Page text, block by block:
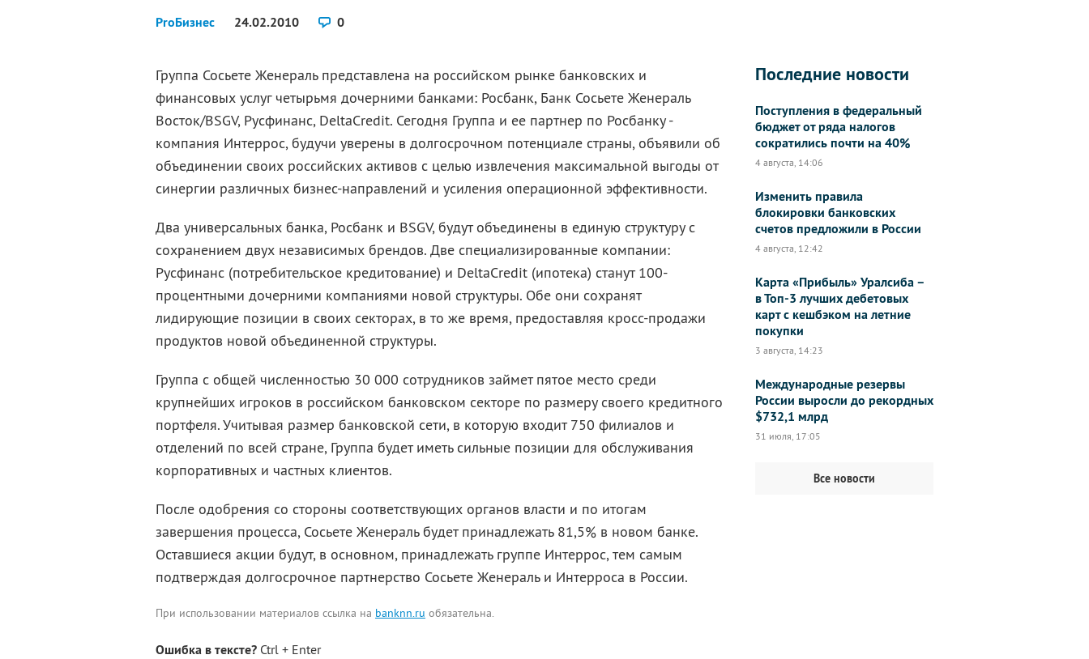
ProБизнес 24.02.2010 0
Группа Сосьете Женераль представлена на российском рынке банковских и
финансовых услуг четырьмя дочерними банками: Росбанк, Банк Сосьете Женераль
Восток/BSGV, Русфинанс, DeltaCredit. Сегодня Группа и ее партнер по Росбанку -
компания Интеррос, будучи уверены в долгосрочном потенциале страны, объявили об
объединении своих российских активов с целью извлечения максимальной выгоды от
синергии различных бизнес-направлений и усиления операционной эффективности.
Два универсальных банка, Росбанк и BSGV, будут объединены в единую структуру с
сохранением двух независимых брендов. Две специализированные компании:
Русфинанс (потребительское кредитование) и DeltaCredit (ипотека) станут 100-
процентными дочерними компаниями новой структуры. Обе они сохранят
лидирующие позиции в своих секторах, в то же время, предоставляя кросс-продажи
продуктов новой объединенной структуры.
Группа с общей численностью 30 000 сотрудников займет пятое место среди
крупнейших игроков в российском банковском секторе по размеру своего кредитного
портфеля. Учитывая размер банковской сети, в которую входит 750 филиалов и
отделений по всей стране, Группа будет иметь сильные позиции для обслуживания
корпоративных и частных клиентов.
После одобрения со стороны соответствующих органов власти и по итогам
завершения процесса, Сосьете Женераль будет принадлежать 81,5% в новом банке.
Оставшиеся акции будут, в основном, принадлежать группе Интеррос, тем самым
подтверждая долгосрочное партнерство Сосьете Женераль и Интерроса в России.
При использовании материалов ссылка на banknn.ru обязательна.
Ошибка в тексте? Ctrl + Enter
Последние новости
Поступления в федеральный
бюджет от ряда налогов
сократились почти на 40%
4 августа, 14:06
Изменить правила
блокировки банковских
счетов предложили в России
4 августа, 12:42
Карта «Прибыль» Уралсиба –
в Топ-3 лучших дебетовых
карт с кешбэком на летние
покупки
3 августа, 14:23
Международные резервы
России выросли до рекордных
$732,1 млрд
31 июля, 17:05
Все новости